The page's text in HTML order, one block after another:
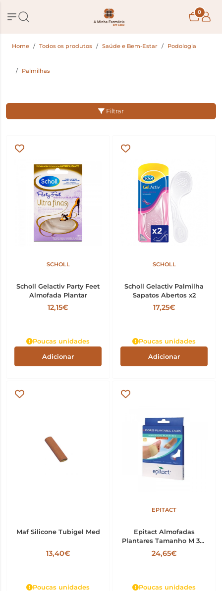
0
Home Todos os produtos Saúde e Bem-Estar Podologia
Palmilhas
Filtrar
SCHOLL
Scholl Gelactiv Party Feet
Almofada Plantar
12,15€
Poucas unidades
Adicionar
SCHOLL
Scholl Gelactiv Palmilha
Sapatos Abertos x2
17,25€
Poucas unidades
Adicionar
Maf Silicone Tubigel Med
13,40€
Poucas unidades
EPITACT
Epitact Almofadas
Plantares Tamanho M 39-
41 1 par X2 Tmx2
24,65€
Poucas unidades